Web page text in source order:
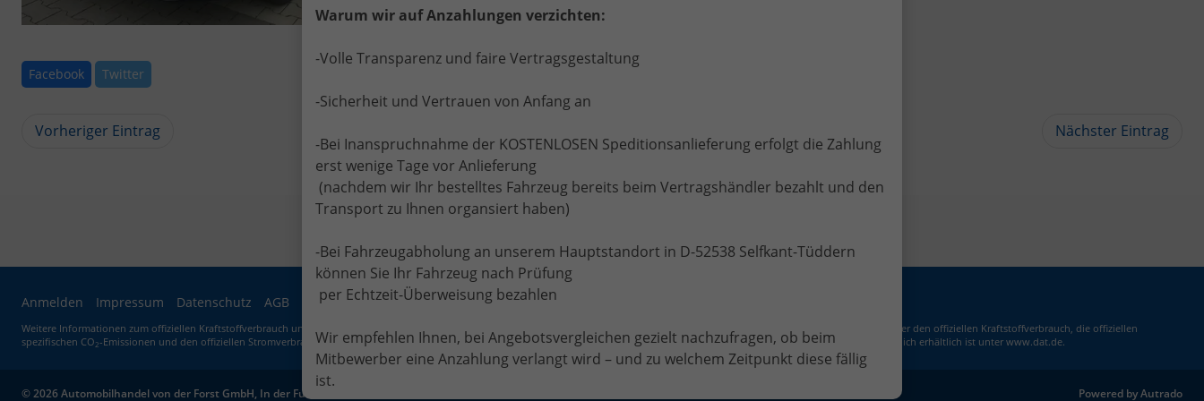
Facebook Twitter
Vorheriger Eintrag Nächster Eintrag
Anmelden Impressum Datenschutz AGB Widerrufsrecht Cookie-Einstellungen
Weitere Informationen zum offiziellen Kraftstoffverbrauch und zu den offiziellen spezifischen CO
-Emissionen und gegebenenfalls zum Stromverbrauch neuer PKW können dem 'Leitfaden über den offiziellen Kraftstoffverbrauch, die offiziellen
spezifischen CO2-Emissionen und den offiziellen Stromverbrauch neuer PKW' entnommen werden, der an allen Verkaufsstellen und bei der 'Deutschen Automobil Treuhand GmbH' unentgeltlich erhältlich ist unter www.dat.de.
© 2026Automobilhandel von der Forst GmbH, In der Fummer 11 Powered by Autrado
Warum wir auf Anzahlungen verzichten:
-Volle Transparenz und faire Vertragsgestaltung
-Sicherheit und Vertrauen von Anfang an
-Bei Inanspruchnahme der KOSTENLOSEN Speditionsanlieferung erfolgt die Zahlung
erst wenige Tage vor Anlieferung
(nachdem wir Ihr bestelltes Fahrzeug bereits beim Vertragshändler bezahlt und den
Transport zu Ihnen organsiert haben)
-Bei Fahrzeugabholung an unserem Hauptstandort in D-52538 Selfkant-Tüddern
können Sie Ihr Fahrzeug nach Prüfung
per Echtzeit-Überweisung bezahlen
Wir empfehlen Ihnen, bei Angebotsvergleichen gezielt nachzufragen, ob beim
Mitbewerber eine Anzahlung verlangt wird – und zu welchem Zeitpunkt diese fällig
ist.